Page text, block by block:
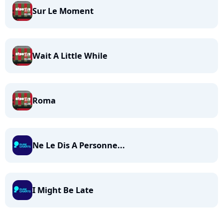
Sur Le Moment
Wait A Little While
Roma
Ne Le Dis A Personne...
I Might Be Late